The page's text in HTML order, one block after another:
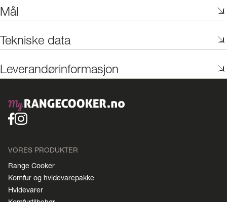
Mål
Tekniske data
Leverandørinformasjon
VORES PRODUKTER
Range Cooker
Komfur og hvidevarepakke
Hvidevarer